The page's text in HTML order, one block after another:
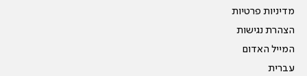
מדיניות פרטיות
הצהרת נגישות
המייל האדום
עברית